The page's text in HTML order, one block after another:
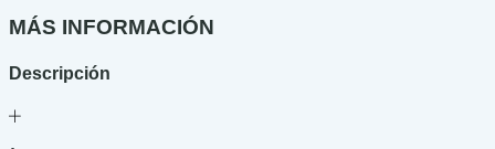
1
Zombies
cantidad
MÁS INFORMACIÓN
Descripción